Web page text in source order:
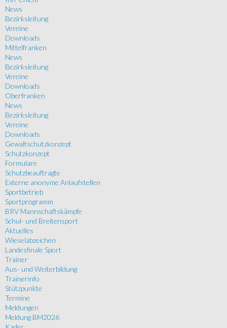
News
Bezirksleitung
Vereine
Downloads
Mittelfranken
News
Bezirksleitung
Vereine
Downloads
Oberfranken
News
Bezirksleitung
Vereine
Downloads
Gewaltschutzkonzept
Schutzkonzept
Formulare
Schutzbeauftragte
Externe anonyme Anlaufstellen
Sportbetrieb
Sportprogramm
BRV Mannschaftskämpfe
Schul- und Breitensport
Aktuelles
Wieselabzeichen
Landesfinale Sport
Trainer
Aus- und Weiterbildung
Trainerinfo
Stützpunkte
Termine
Meldungen
Meldung BM2026